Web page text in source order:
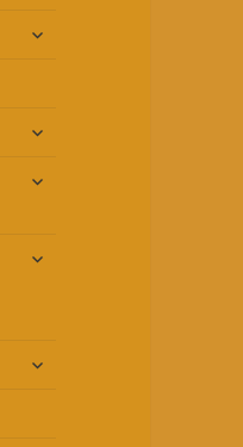
ouvrir
ouvrir
sous-
ouvrir
menu
ouvrir
ouvrir